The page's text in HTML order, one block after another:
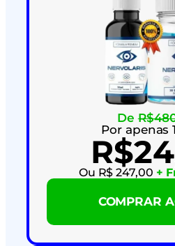
De
Por apenas
Ou R$ 247,00 +
COMPRAR